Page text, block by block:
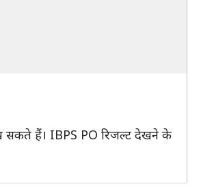
सकते हैं। IBPS PO रिजल्ट देखने के